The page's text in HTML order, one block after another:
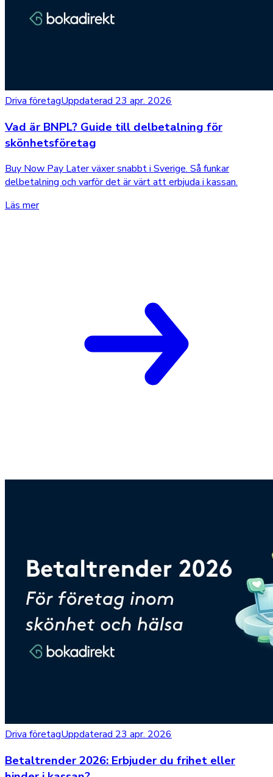
Driva företagUppdaterad 23 apr. 2026
Vad är BNPL? Guide till delbetalning för
skönhetsföretag
Buy Now Pay Later växer snabbt i Sverige. Så funkar
delbetalning och varför det är värt att erbjuda i kassan.
Läs mer
Driva företagUppdaterad 23 apr. 2026
Betaltrender 2026: Erbjuder du frihet eller